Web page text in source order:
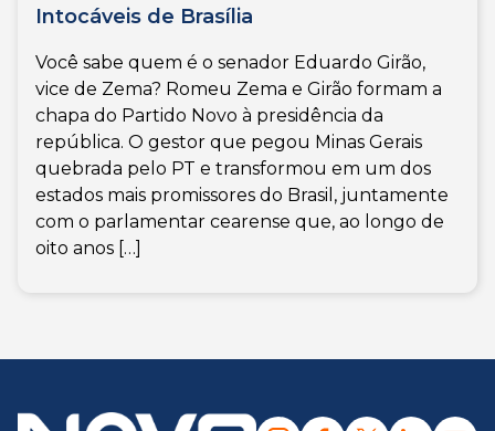
Intocáveis de Brasília
Você sabe quem é o senador Eduardo Girão,
vice de Zema? Romeu Zema e Girão formam a
chapa do Partido Novo à presidência da
república. O gestor que pegou Minas Gerais
quebrada pelo PT e transformou em um dos
estados mais promissores do Brasil, juntamente
com o parlamentar cearense que, ao longo de
oito anos […]